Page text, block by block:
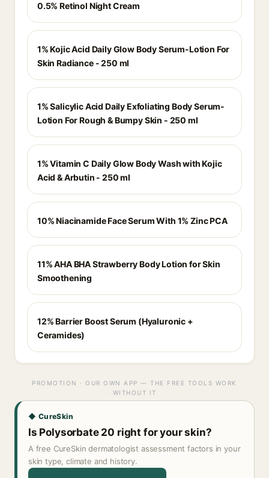
0.5% Retinol Night Cream
1% Kojic Acid Daily Glow Body Serum-Lotion For
Skin Radiance - 250 ml
1% Salicylic Acid Daily Exfoliating Body Serum-
Lotion For Rough & Bumpy Skin - 250 ml
1% Vitamin C Daily Glow Body Wash with Kojic
Acid & Arbutin - 250 ml
10% Niacinamide Face Serum With 1% Zinc PCA
11% AHA BHA Strawberry Body Lotion for Skin
Smoothening
12% Barrier Boost Serum (Hyaluronic +
Ceramides)
PROMOTION · OUR OWN APP — THE FREE TOOLS WORK
WITHOUT IT
◆ CureSkin
Is Polysorbate 20 right for your skin?
A free CureSkin dermatologist assessment factors in your
skin type, climate and history.